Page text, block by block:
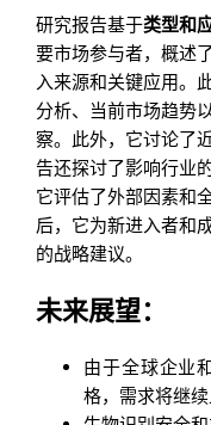
研究报告基于类型和
要市场参与者，概述
入来源和关键应用。
分析、当前市场趋势
察。此外，它讨论了
告还探讨了影响行业
它评估了外部因素和
后，它为新进入者和
的战略建议。
未来展望：
由于全球企业
格，需求将继续